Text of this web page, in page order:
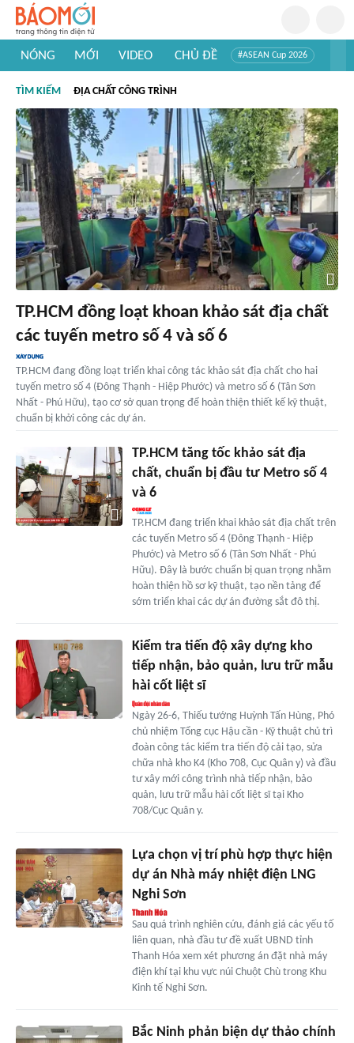
NÓNG MỚI VIDEO CHỦ ĐỀ #ASEAN Cup 2026
#Khám phá thế giới
TÌM KIẾM ĐỊA CHẤT CÔNG TRÌNH
TP.HCM đồng loạt khoan khảo sát địa chất
các tuyến metro số 4 và số 6
TP.HCM đang đồng loạt triển khai công tác khảo sát địa chất cho hai
tuyến metro số 4 (Đông Thạnh - Hiệp Phước) và metro số 6 (Tân Sơn
Nhất - Phú Hữu), tạo cơ sở quan trọng để hoàn thiện thiết kế kỹ thuật,
chuẩn bị khởi công các dự án.
TP.HCM tăng tốc khảo sát địa
chất, chuẩn bị đầu tư Metro số 4
và 6
TP.HCM đang triển khai khảo sát địa chất trên
các tuyến Metro số 4 (Đông Thạnh - Hiệp
Phước) và Metro số 6 (Tân Sơn Nhất - Phú
Hữu). Đây là bước chuẩn bị quan trọng nhằm
hoàn thiện hồ sơ kỹ thuật, tạo nền tảng để
sớm triển khai các dự án đường sắt đô thị.
Kiểm tra tiến độ xây dựng kho
tiếp nhận, bảo quản, lưu trữ mẫu
hài cốt liệt sĩ
Ngày 26-6, Thiếu tướng Huỳnh Tấn Hùng, Phó
chủ nhiệm Tổng cục Hậu cần - Kỹ thuật chủ trì
đoàn công tác kiểm tra tiến độ cải tạo, sửa
chữa nhà kho K4 (Kho 708, Cục Quân y) và đầu
tư xây mới công trình nhà tiếp nhận, bảo
quản, lưu trữ mẫu hài cốt liệt sĩ tại Kho
708/Cục Quân y.
Lựa chọn vị trí phù hợp thực hiện
dự án Nhà máy nhiệt điện LNG
Nghi Sơn
Sau quá trình nghiên cứu, đánh giá các yếu tố
liên quan, nhà đầu tư đề xuất UBND tỉnh
Thanh Hóa xem xét phương án đặt nhà máy
điện khí tại khu vực núi Chuột Chù trong Khu
Kinh tế Nghi Sơn.
Bắc Ninh phản biện dự thảo chính